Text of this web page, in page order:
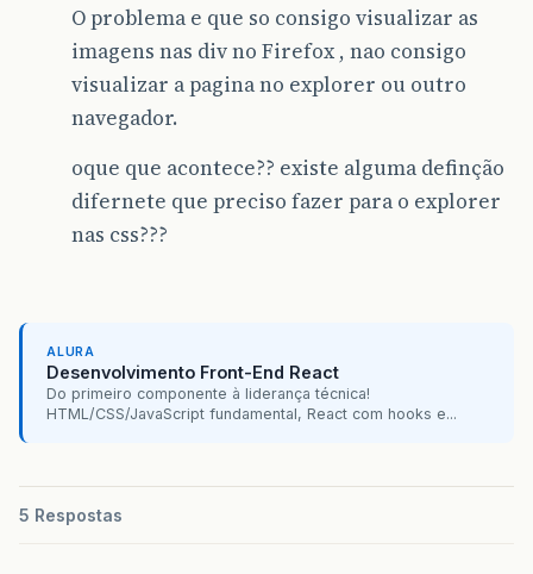
O problema e que so consigo visualizar as
imagens nas div no Firefox , nao consigo
visualizar a pagina no explorer ou outro
navegador.
oque que acontece?? existe alguma definção
difernete que preciso fazer para o explorer
nas css???
ALURA
Desenvolvimento Front-End React
Do primeiro componente à liderança técnica!
HTML/CSS/JavaScript fundamental, React com hooks e...
5 Respostas